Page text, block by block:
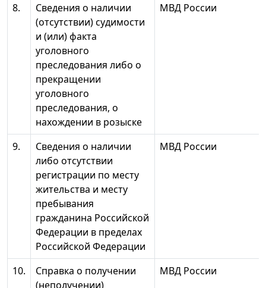
8.
Сведения о наличии
(отсутствии) судимости
и (или) факта
уголовного
преследования либо о
прекращении
уголовного
преследования, о
нахождении в розыске
МВД России
9.
Сведения о наличии
либо отсутствии
регистрации по месту
жительства и месту
пребывания
гражданина Российской
Федерации в пределах
Российской Федерации
МВД России
10.
Справка о получении
(неполучении)
МВД России